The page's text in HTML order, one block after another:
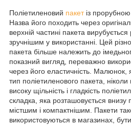
Поліетиленовий пакетіз
Назва його походить через
верхній частині пакета
зручнішим у використанні. Цей
пакета більше належить до
показний вигляд, переважно
через його еластичність. Малюнок,
тип поліетиленового пакета,
високу щільність і гладкість
складка, яка розташовується
містшим і компактнішим. Пакети
використовуються в магазинах,